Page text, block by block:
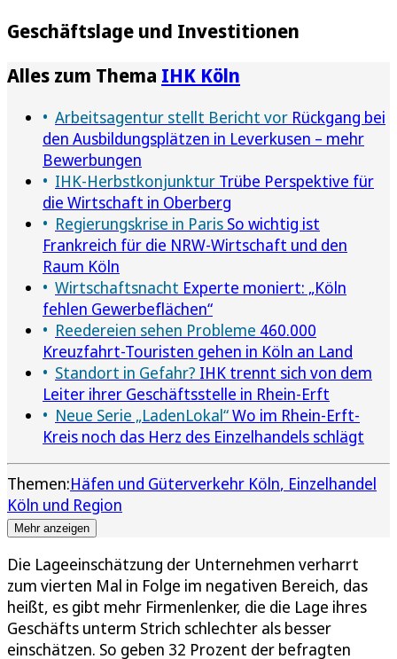
Geschäftslage und Investitionen
Alles zum Thema IHK Köln
Arbeitsagentur stellt Bericht vor Rückgang bei
den Ausbildungsplätzen in Leverkusen – mehr
Bewerbungen
IHK-Herbstkonjunktur Trübe Perspektive für
die Wirtschaft in Oberberg
Regierungskrise in Paris So wichtig ist
Frankreich für die NRW-Wirtschaft und den
Raum Köln
Wirtschaftsnacht Experte moniert: „Köln
fehlen Gewerbeflächen“
Reedereien sehen Probleme 460.000
Kreuzfahrt-Touristen gehen in Köln an Land
Standort in Gefahr? IHK trennt sich von dem
Leiter ihrer Geschäftsstelle in Rhein-Erft
Neue Serie „LadenLokal“Wo im Rhein-Erft-
Kreis noch das Herz des Einzelhandels schlägt
Themen:Häfen und Güterverkehr Köln Einzelhandel
Köln und Region
Mehr anzeigen
Die Lageeinschätzung der Unternehmen verharrt
zum vierten Mal in Folge im negativen Bereich, das
heißt, es gibt mehr Firmenlenker, die die Lage ihres
Geschäfts unterm Strich schlechter als besser
einschätzen. So geben 32 Prozent der befragten